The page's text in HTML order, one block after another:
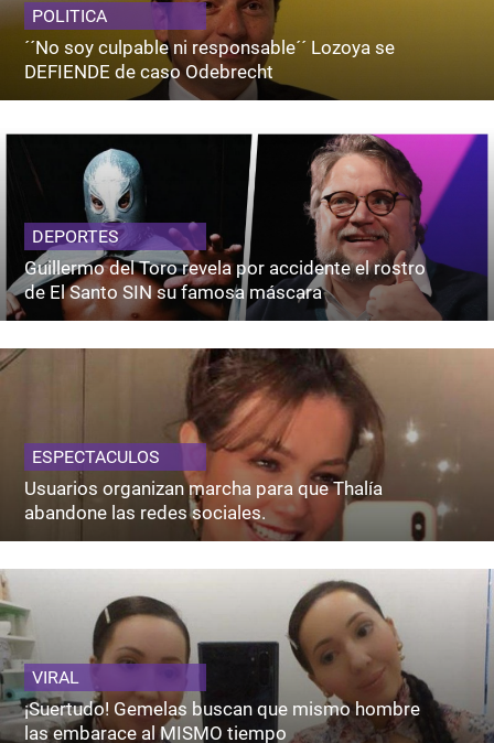
POLITICA
´´No soy culpable ni responsable´´ Lozoya se
DEFIENDE de caso Odebrecht
DEPORTES
Guillermo del Toro revela por accidente el rostro
de El Santo SIN su famosa máscara
ESPECTACULOS
Usuarios organizan marcha para que Thalía
abandone las redes sociales.
VIRAL
¡Suertudo! Gemelas buscan que mismo hombre
las embarace al MISMO tiempo